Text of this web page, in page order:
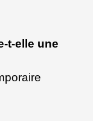
t-elle une